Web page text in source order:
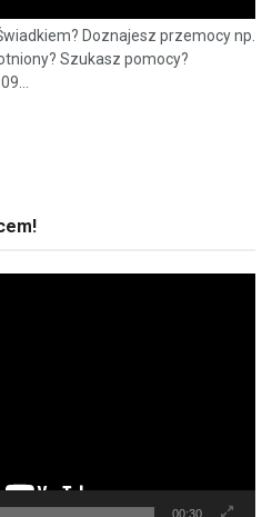
Doznajesz przemocy np.
Szukasz pomocy?
00:30